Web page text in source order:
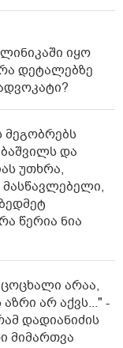
იყო
დეტალებზე
მეგობრებს
და
უთხრა,
წერია ნია
არაა,
არ აქვს..." -
დადიანიძის
მიმართვა